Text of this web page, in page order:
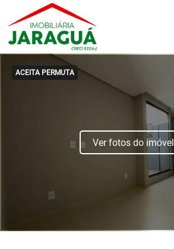
ACEITA PERMUTA
Ver fotos do imóvel